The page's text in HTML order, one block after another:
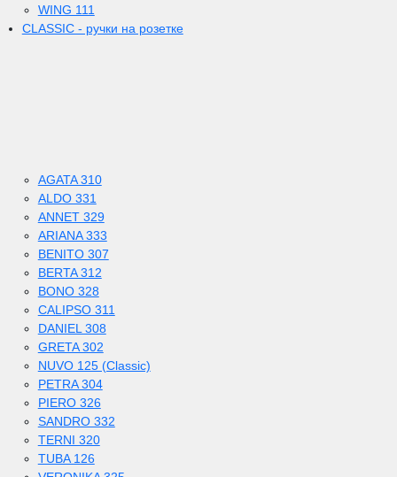
WING 111
CLASSIC - ручки на розетке
AGATA 310
ALDO 331
ANNET 329
ARIANA 333
BENITO 307
BERTA 312
BONO 328
CALIPSO 311
DANIEL 308
GRETA 302
NUVO 125 (Classic)
PETRA 304
PIERO 326
SANDRO 332
TERNI 320
TUBA 126